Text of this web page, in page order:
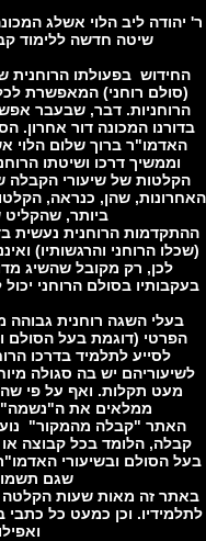
שיטה חדשה ללימוד
בפעולתו הרוחנית של
רוחני) המאפשרת לכל
דבר, שבעבר אפשרי
המכונה דור אחרון.
ברוך שלום הלוי
וממשיך דרכו ושיטתו
של שיעורי הקבלה
שהן, כנראה,
ביותר, שהקליט
הרוחנית נעשית
הרוחני והרגשותיו)
לכן, רק מקובל שהשיג
בסולם הרוחני יכול
בעלי השגה רוחנית גבוהה
(דוגמת בעל הסולם
לסייע לתלמיד בדרכו
יש בה סגולה
מעט תקלות. ואף על פי שהם
ממלאים את ה"נשמה"
"קבלה מהמקור" נועד
הלומד בכל קבוצה או
הסולם ובשיעורי האדמו"ר
שגם תשמור
זה מאות שעות הקלטה של
וכן כמעט כל כתבי
ואפילו